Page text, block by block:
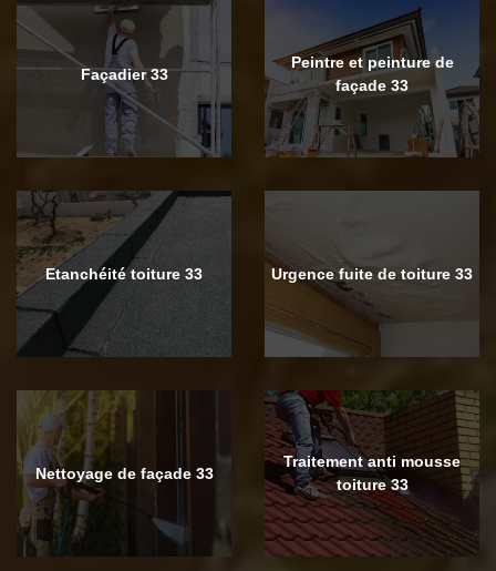
Façadier 33
Peintre et peinture de
façade 33
Etanchéité toiture 33 Urgence fuite de toiture 33
Nettoyage de façade 33
Traitement anti mousse
toiture 33